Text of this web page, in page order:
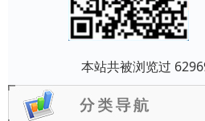
本站共被浏览过